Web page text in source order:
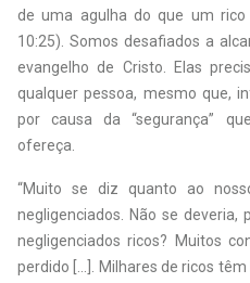
de uma agulha do que um
10:25). Somos desafiados a
evangelho de Cristo. Elas
qualquer pessoa, mesmo que,
por causa da “segurança”
ofereça.
“Muito se diz quanto ao
negligenciados. Não se deveria,
negligenciados ricos? Muitos
perdido […]. Milhares de ricos